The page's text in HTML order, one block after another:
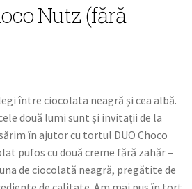
Nutz (fără
între ciocolata neagră și cea albă.
două lumi sunt și invitații de la
în ajutor cu tortul DUO Choco
pufos cu două creme fără zahăr –
de ciocolată neagră, pregătite de